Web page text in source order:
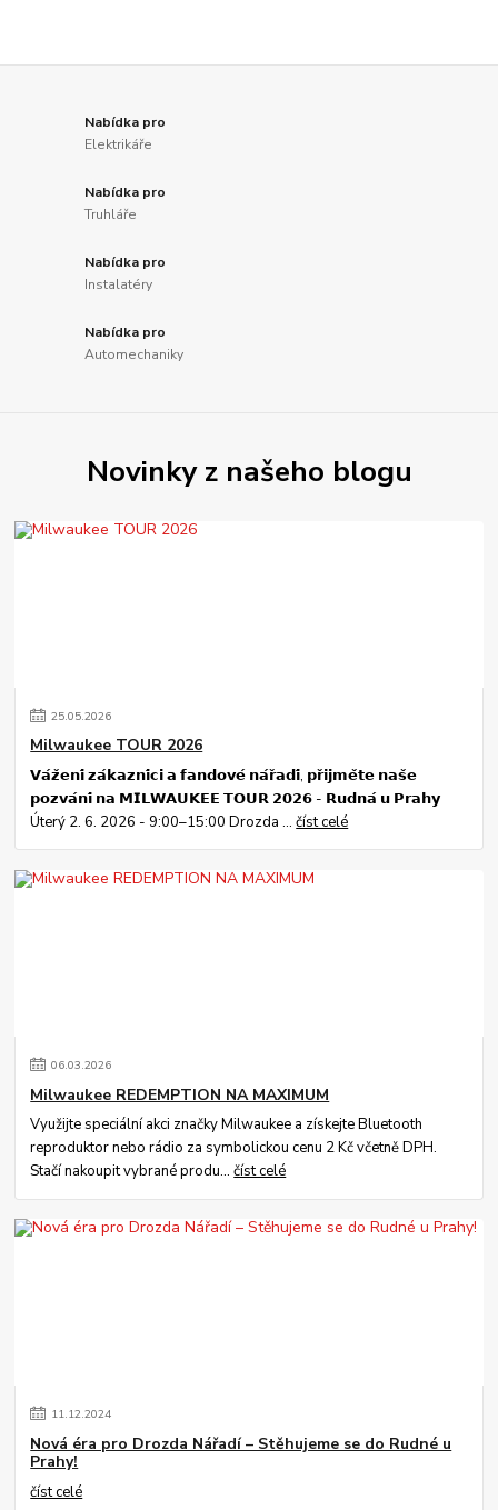
Nabídka pro
Elektrikáře
Nabídka pro
Truhláře
Nabídka pro
Instalatéry
Nabídka pro
Automechaniky
Novinky z našeho blogu
25.05.2026
Milwaukee TOUR 2026
𝗩𝗮́𝘇̌𝗲𝗻𝗶́ 𝘇𝗮́𝗸𝗮𝘇𝗻𝗶́𝗰𝗶 𝗮 𝗳𝗮𝗻𝗱𝗼𝘃𝗲́ 𝗻𝗮́𝗿̌𝗮𝗱𝗶́, 𝗽𝗿̌𝗶𝗷𝗺𝗲̌𝘁𝗲 𝗻𝗮𝘀̌𝗲
𝗽𝗼𝘇𝘃𝗮́𝗻𝗶́ 𝗻𝗮 𝗠𝗜𝗟𝗪𝗔𝗨𝗞𝗘𝗘 𝗧𝗢𝗨𝗥 𝟮𝟬𝟮𝟲 - 𝗥𝘂𝗱𝗻𝗮́ 𝘂 𝗣𝗿𝗮𝗵𝘆
Úterý 2. 6. 2026 - 9:00–15:00 Drozda ...číst celé
06.03.2026
Milwaukee REDEMPTION NA MAXIMUM
Využijte speciální akci značky Milwaukee a získejte Bluetooth
reproduktor nebo rádio za symbolickou cenu 2 Kč včetně DPH.
Stačí nakoupit vybrané produ...číst celé
11.12.2024
Nová éra pro Drozda Nářadí – Stěhujeme se do Rudné u
Prahy!
číst celé